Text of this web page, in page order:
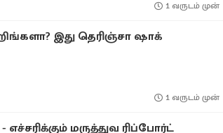
1 வருடம் முன்
இது தெரிஞ்சா ஷாக்
1 வருடம் முன்
மருத்துவ ரிப்போர்ட்